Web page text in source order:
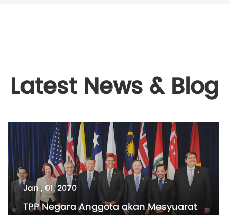
Latest News & Blog
Jan , 01, 2070
TPP Negara Anggota akan Mesyuarat